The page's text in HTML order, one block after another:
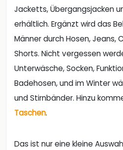
Jacketts, Übergangsjacken
erhältlich. Ergänzt wird das
Männer durch Hosen, Jeans,
Shorts. Nicht vergessen
Unterwäsche, Socken,
Badehosen, und im Winter
und Stirnbänder. Hinzu
Taschen.
Das ist nur eine kleine